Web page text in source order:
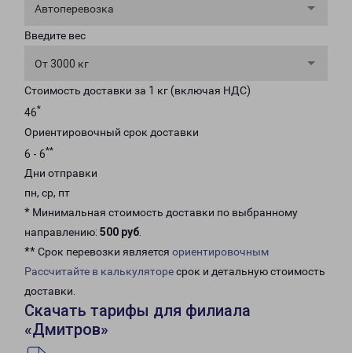
Автоперевозка
Введите вес
От 3000 кг
Стоимость доставки за 1 кг (включая НДС)
46*
Ориентировочный срок доставки
6 - 6**
Дни отправки
пн, ср, пт
* Минимальная стоимость доставки по выбранному
направлению: 500 руб.
** Срок перевозки является ориентировочным
Рассчитайте в калькуляторесрок и детальную стоимость
доставки.
Скачать тарифы для филиала
«Дмитров»